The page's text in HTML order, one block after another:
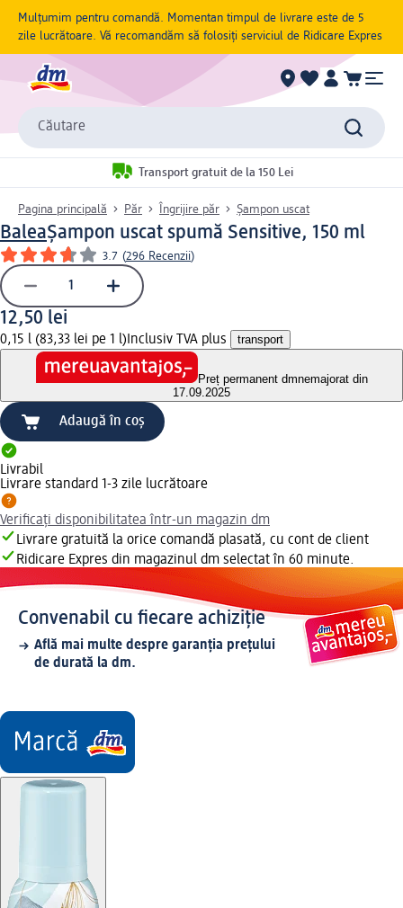
Mulțumim pentru comandă. Momentan timpul de livrare este de 5
zile lucrătoare. Vă recomandăm să folosiți serviciul de Ridicare Expres
Căutare
Transport gratuit de la 150 Lei
Pagina principală Păr Îngrijire păr Șampon uscat
BaleaȘampon uscat spumă Sensitive, 150 ml
3.7 (296 Recenzii)
12,50 lei
0,15 l (83,33 lei pe 1 l) Inclusiv TVA plus transport
Preț permanent dmnemajorat din
17.09.2025
Adaugă în coș
Livrabil
Livrare standard 1-3 zile lucrătoare
Verificați disponibilitatea într-un magazin dm
Livrare gratuită la orice comandă plasată, cu cont de client
Ridicare Expres din magazinul dm selectat în 60 minute.
Convenabil cu fiecare achiziție
Află mai multe despre garanția prețului
de durată la dm.